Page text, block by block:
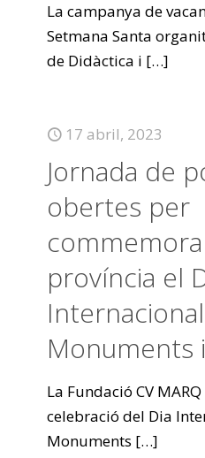
La campanya de
Setmana Santa
de Didàctica i […]
17 abril, 2023
Jornada de
obertes per
província el
Monuments
La Fundació CV
celebració del Dia
Monuments […]